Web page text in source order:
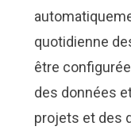
quotidienne
être
des données
projets et des